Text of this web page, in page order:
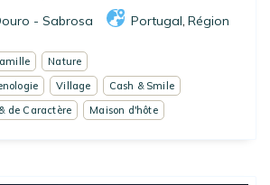
- Sabrosa Portugal Région
Nature
Village
Cash & Smile
de Caractère
Maison d'hôte